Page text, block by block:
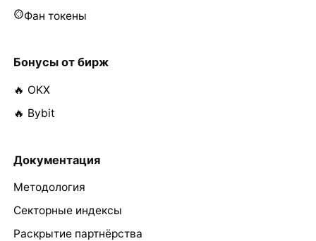
Фан токены
Бонусы от бирж
🔥 OKX
🔥 Bybit
Документация
Методология
Секторные индексы
Раскрытие партнёрства